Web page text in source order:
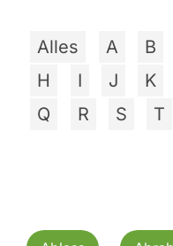
Alles A B
H
I J K
Q
R S T